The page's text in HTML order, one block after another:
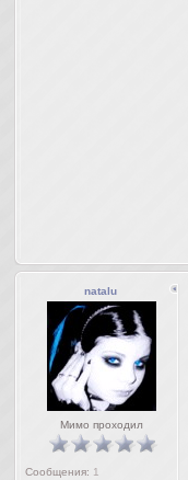
natalu
Мимо проходил
Сообщения: 1